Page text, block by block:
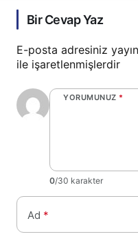
Bir Cevap Yaz
E-posta adresiniz
ile işaretlenmişlerdir
YORUMUNUZ *
0/30 karakter
Ad *